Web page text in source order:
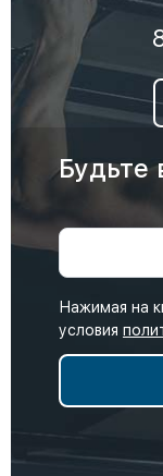
Будьте
Нажимая на
условия